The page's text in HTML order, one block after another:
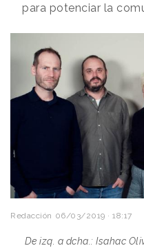
para potenciar la
Redacción 06/03/2019 · 18:17
De izq. a dcha.: Isahac